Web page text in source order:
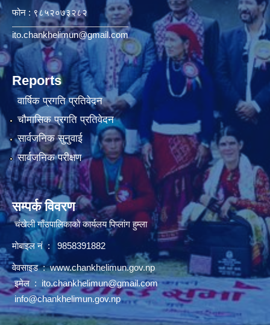
फोन : ९८५२०७३२८२
ito.chankhelimun@gmail.com
Reports
वार्षिक प्रगति प्रतिवेदन
चौमासिक प्रगति प्रतिवेदन
सार्वजनिक सुनुवाई
सार्वजनिक परीक्षण
सम्पर्क विवरण
चंखेली गाँउपालिकाकाे कार्यलय पिप्लांग हुम्ला
माेबाइल नं : 9858391882
वेवसाइड :www.chankhelimun.gov.np
इमेल : ito.chankhelimun@gmail.com
info@chankhelimun.gov.np